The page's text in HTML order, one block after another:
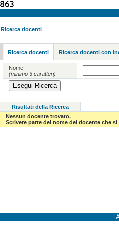
Ricerca docenti
Ricerca docenti Ricerca docenti con
Nome
(minimo 3 caratteri)
Risultati della Ricerca
Nessun docente trovato.
Scrivere parte del nome del docente che